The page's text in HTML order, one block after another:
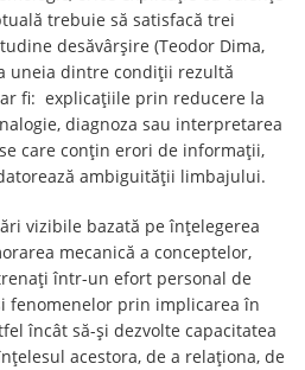
trebuie să satisfacă trei
desăvârşire (Teodor Dima,
uneia dintre condiţii rezultă
fi: explicaţiile prin reducere la
diagnoza sau interpretarea
care conţin erori de informaţii,
ambiguităţii limbajului.
vizibile bazată pe înțelegerea
mecanică a conceptelor,
într-un efort personal de
fenomenelor prin implicarea în
încât să-şi dezvolte capacitatea
acestora, de a relaţiona, de